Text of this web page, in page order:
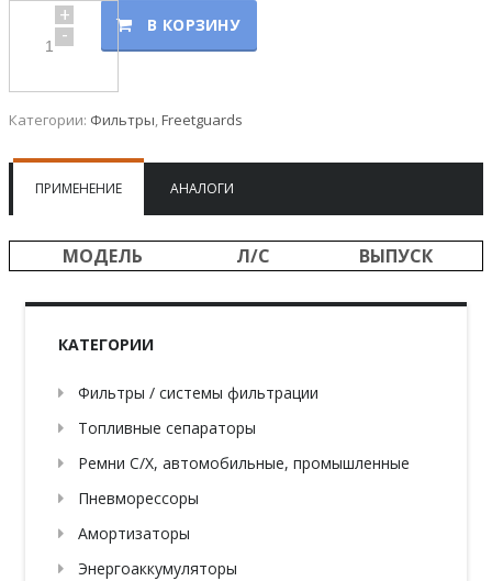
+
- В КОРЗИНУ
Категории: Фильтры,Freetguards
ПРИМЕНЕНИЕ АНАЛОГИ
МОДЕЛЬ Л/С ВЫПУСК
КАТЕГОРИИ
Фильтры / системы фильтрации
Топливные сепараторы
Ремни С/Х, автомобильные, промышленные
Пневморессоры
Амортизаторы
Энергоаккумуляторы